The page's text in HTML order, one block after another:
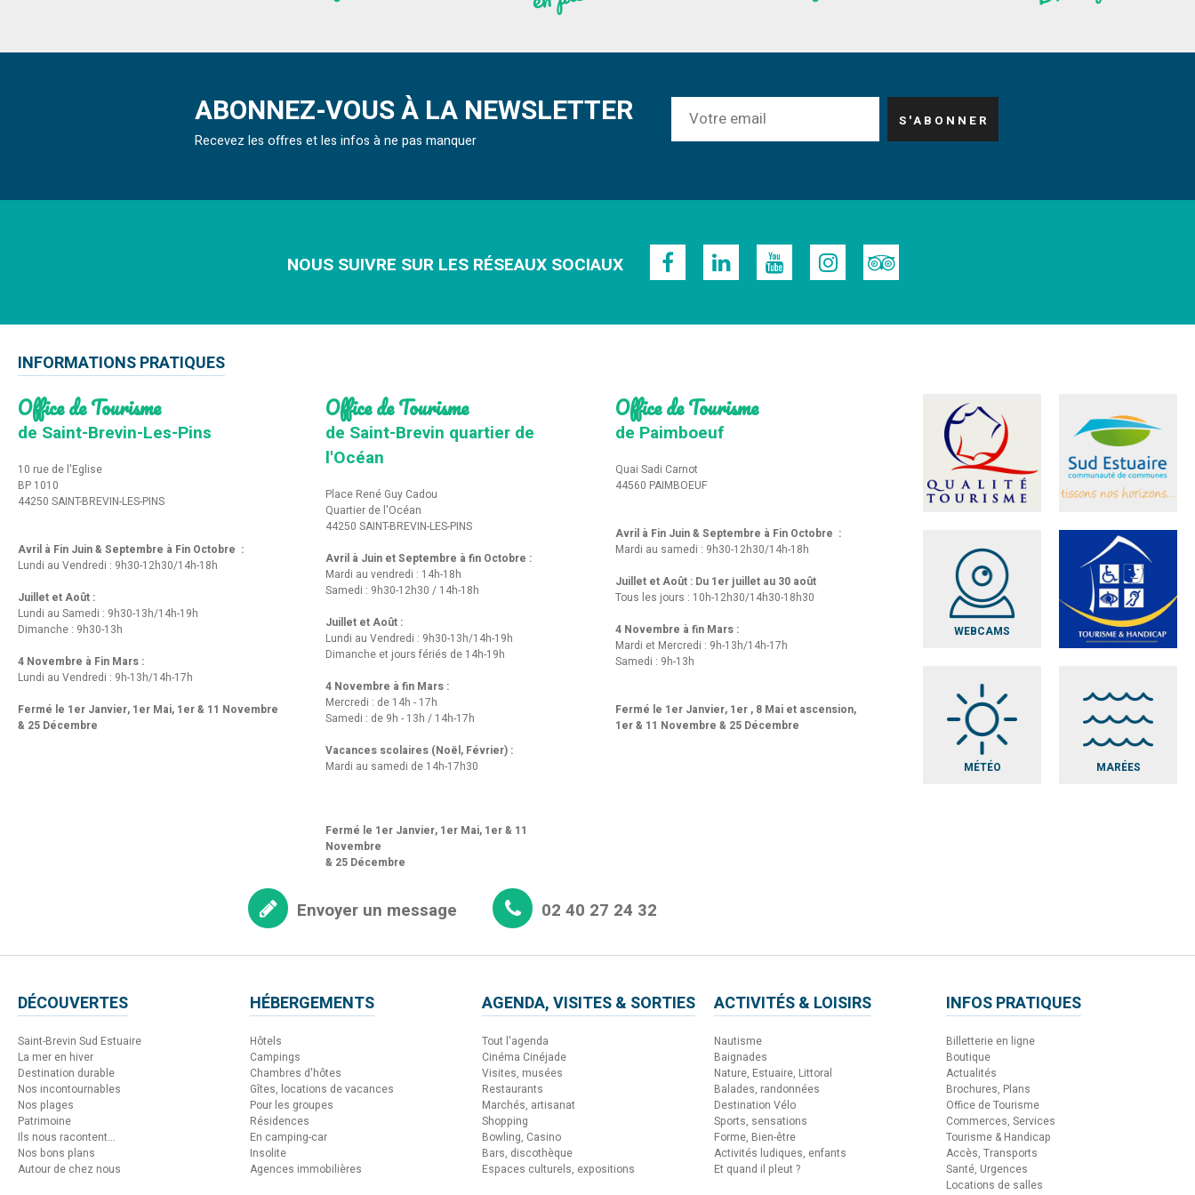
ABONNEZ-VOUS À LA NEWSLETTER
Recevez les offres et les infos à ne pas manquer
NOUS SUIVRE SUR LES RÉSEAUX SOCIAUX
INFORMATIONS PRATIQUES
Office de Tourisme
de Saint-Brevin-Les-Pins
10 rue de l'Eglise
BP 1010
44250 SAINT-BREVIN-LES-PINS
Avril à Fin Juin & Septembre à Fin Octobre :
Lundi au Vendredi : 9h30-12h30/14h-18h
Juillet et Août :
Lundi au Samedi : 9h30-13h/14h-19h
Dimanche : 9h30-13h
4 Novembre à Fin Mars :
Lundi au Vendredi : 9h-13h/14h-17h
Fermé le 1er Janvier, 1er Mai, 1er & 11 Novembre
& 25 Décembre
Office de Tourisme
de Saint-Brevin quartier de
l'Océan
Place René Guy Cadou
Quartier de l'Océan
44250 SAINT-BREVIN-LES-PINS
Avril à Juin et Septembre à fin Octobre :
Mardi au vendredi : 14h-18h
Samedi : 9h30-12h30 / 14h-18h
Juillet et Août :
Lundi au Vendredi : 9h30-13h/14h-19h
Dimanche et jours fériés de 14h-19h
4 Novembre à fin Mars :
Mercredi : de 14h - 17h
Samedi : de 9h - 13h / 14h-17h
Vacances scolaires (Noël, Février) :
Mardi au samedi de 14h-17h30
Fermé le 1er Janvier, 1er Mai, 1er & 11
Novembre
& 25 Décembre
Office de Tourisme
de Paimboeuf
Quai Sadi Carnot
44560 PAIMBOEUF
Avril à Fin Juin & Septembre à Fin Octobre :
Mardi au samedi : 9h30-12h30/14h-18h
Juillet et Août : Du 1er juillet au 30 août
Tous les jours : 10h-12h30/14h30-18h30
4 Novembre à fin Mars :
Mardi et Mercredi : 9h-13h/14h-17h
Samedi : 9h-13h
Fermé le 1er Janvier, 1er , 8 Mai et ascension,
1er & 11 Novembre & 25 Décembre
WEBCAMS
MÉTÉO MARÉES
Envoyer un message 02 40 27 24 32
DÉCOUVERTES
Saint-Brevin Sud Estuaire
La mer en hiver
Destination durable
Nos incontournables
Nos plages
Patrimoine
Ils nous racontent...
Nos bons plans
Autour de chez nous
HÉBERGEMENTS
Hôtels
Campings
Chambres d'hôtes
Gîtes, locations de vacances
Pour les groupes
Résidences
En camping-car
Insolite
Agences immobilières
AGENDA, VISITES & SORTIES
Tout l'agenda
Cinéma Cinéjade
Visites, musées
Restaurants
Marchés, artisanat
Shopping
Bowling, Casino
Bars, discothèque
Espaces culturels, expositions
ACTIVITÉS & LOISIRS
Nautisme
Baignades
Nature, Estuaire, Littoral
Balades, randonnées
Destination Vélo
Sports, sensations
Forme, Bien-être
Activités ludiques, enfants
Et quand il pleut ?
INFOS PRATIQUES
Billetterie en ligne
Boutique
Actualités
Brochures, Plans
Office de Tourisme
Commerces, Services
Tourisme & Handicap
Accès, Transports
Santé, Urgences
Locations de salles